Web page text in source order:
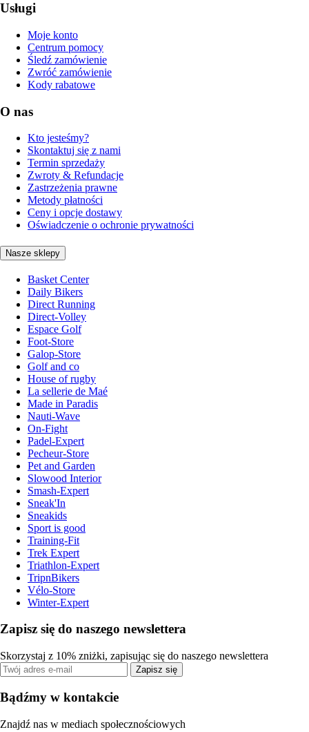
Usługi
Moje konto
Centrum pomocy
Śledź zamówienie
Zwróć zamówienie
Kody rabatowe
O nas
Kto jesteśmy?
Skontaktuj się z nami
Termin sprzedaży
Zwroty & Refundacje
Zastrzeżenia prawne
Metody płatności
Ceny i opcje dostawy
Oświadczenie o ochronie prywatności
Nasze sklepy
Basket Center
Daily Bikers
Direct Running
Direct-Volley
Espace Golf
Foot-Store
Galop-Store
Golf and co
House of rugby
La sellerie de Maé
Made in Paradis
Nauti-Wave
On-Fight
Padel-Expert
Pecheur-Store
Pet and Garden
Slowood Interior
Smash-Expert
Sneak'In
Sneakids
Sport is good
Training-Fit
Trek Expert
Triathlon-Expert
TripnBikers
Vélo-Store
Winter-Expert
Zapisz się do naszego newslettera
Skorzystaj z 10% zniżki, zapisując się do naszego newslettera
Zapisz się
Bądźmy w kontakcie
Znajdź nas w mediach społecznościowych